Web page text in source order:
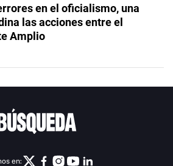
en el oficialismo, una
las acciones entre el
Amplio
en: